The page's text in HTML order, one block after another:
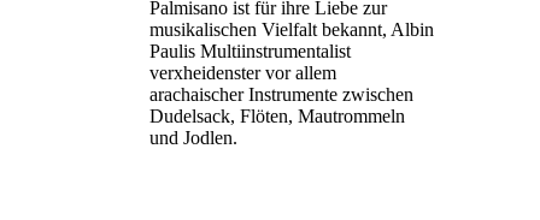
Palmisano ist für ihre Liebe zur
musikalischen Vielfalt bekannt, Albin
Paulis Multiinstrumentalist
verxheidenster vor allem
arachaischer Instrumente zwischen
Dudelsack, Flöten, Mautrommeln
und Jodlen.